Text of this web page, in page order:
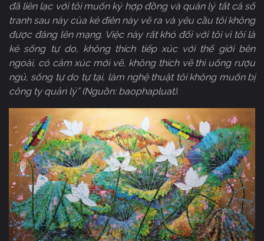
đã liên lạc với tôi muốn ký hợp đồng và quản lý tất cả số
tranh sau này của kẻ điên này vẽ ra và yêu cầu tôi không
được đăng lên mạng. Việc này rất khó đối với tôi vì tôi là
kẻ sống tự do, không thích tiếp xúc với thế giới bên
ngoài, có cảm xúc mới vẽ, không thích vẽ thì uống rượu
ngủ, sống tự do tự tại, làm nghệ thuật tôi không muốn bị
công ty quản lý” (Nguồn: baophapluat).